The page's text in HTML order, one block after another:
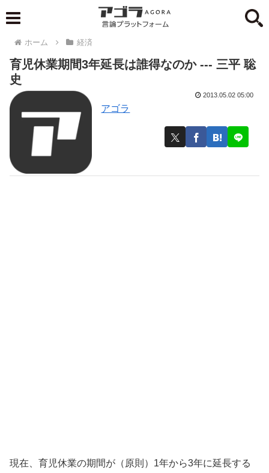
ホーム 経済
育児休業期間3年延長は誰得なのか --- 三平 聡
史
アゴラ
2013.05.02 05:00
現在、育児休業の期間が（原則）1年から3年に延長する